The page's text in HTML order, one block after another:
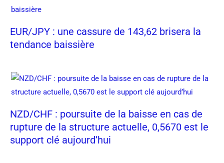
EUR/JPY : une cassure de 143,62 brisera la
tendance baissière
NZD/CHF : poursuite de la baisse en cas de
rupture de la structure actuelle, 0,5670 est le
support clé aujourd’hui